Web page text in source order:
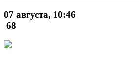
07 августа, 10:46
68